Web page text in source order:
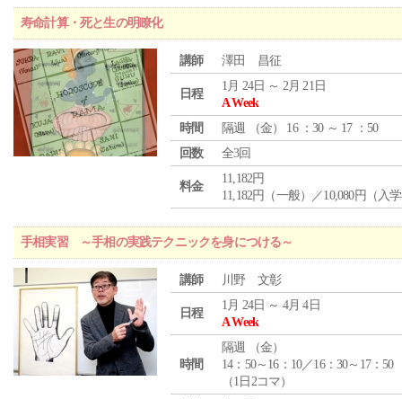
寿命計算・死と生の明瞭化
講師 澤田 昌征
日程
1月 24日 ～ 2月 21日
A Week
時間
隔週 （金） 16 ：30 ～ 17 ：50
回数
全3回
料金
11,182円
11,182円（一般）／10,080円（入
手相実習 ～手相の実践テクニックを身につける～
講師 川野 文彰
日程
1月 24日 ～ 4月 4日
A Week
時間
隔週 （金）
14：50～16：10／16：30～17：50
（1日2コマ）